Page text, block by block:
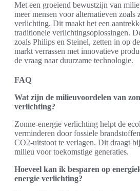
Met een groeiend bewustzijn van
meer mensen voor alternatieven zoals
verlichting. Dit maakt het een
traditionele verlichtingsoplossingen.
zoals Philips en Steinel, zetten in op
markt verrassen met innovatieve
de vraag naar duurzame technologie.
FAQ
Wat zijn de milieuvoordelen van
verlichting?
Zonne-energie verlichting helpt de
verminderen door fossiele
CO2-uitstoot te verlagen. Dit draagt
milieu voor toekomstige generaties.
Hoeveel kan ik besparen op
energie verlichting?